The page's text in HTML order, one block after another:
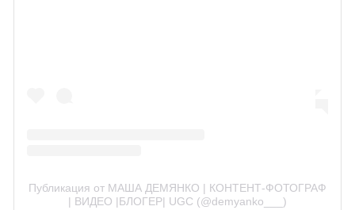
Публикация от МАША ДЕМЯНКО | КОНТЕНТ-ФОТОГРАФ
| ВИДЕО |БЛОГЕР| UGC (@demyanko___)